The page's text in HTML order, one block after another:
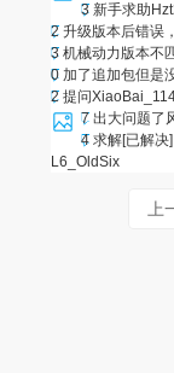
3 新手求助
2 升级版本后错误
3 机械动力版本不
0 加了追加包但是
2 提问
7 出大问题了
4 求解[已解决
L6_OldSix
上